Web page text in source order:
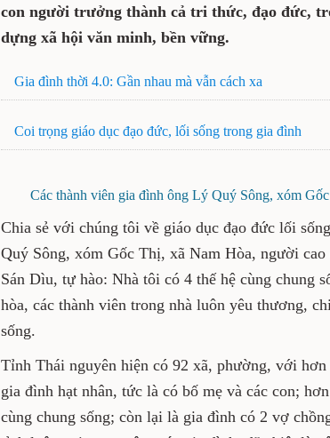
con người trưởng thành cả tri thức, đạo đức,
dựng xã hội văn minh, bền vững.
Gia đình thời 4.0: Gần nhau mà vẫn cách xa
Coi trọng giáo dục đạo đức, lối sống trong gia đình
Các thành viên gia đình ông Lý Quý Sông, xóm
Chia sẻ với chúng tôi về giáo dục đạo đức lối
Quý Sông, xóm Gốc Thị, xã Nam Hòa, người
Sán Dìu, tự hào: Nhà tôi có 4 thế hệ cùng chung
hòa, các thành viên trong nhà luôn yêu thương,
sống.
Tỉnh Thái nguyên hiện có 92 xã, phường, với
gia đình hạt nhân, tức là có bố mẹ và các con;
cùng chung sống; còn lại là gia đình có 2 vợ